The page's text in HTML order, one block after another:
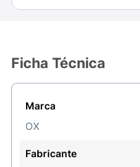
alguns minutos e,
Ficha Técnica
Marca
OX
Fabricante